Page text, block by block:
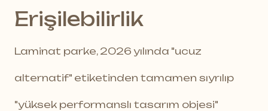
Erişilebilirlik
Laminat parke, 2026 yılında "ucuz
alternatif" etiketinden tamamen sıyrılıp
"yüksek performanslı tasarım objesi"